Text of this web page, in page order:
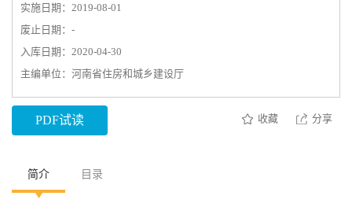
实施日期：2019-08-01
废止日期：-
入库日期：2020-04-30
主编单位：河南省住房和城乡建设厅
PDF试读 收藏 分享
简介 目录